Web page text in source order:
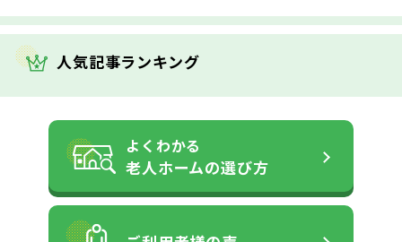
人気記事ランキング
よくわかる
老人ホームの選び方